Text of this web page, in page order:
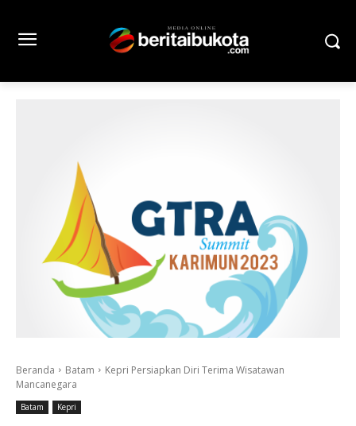
Beranda Batam
Kepri Persiapkan Diri Terima Wisatawan
Mancanegara
Batam Kepri